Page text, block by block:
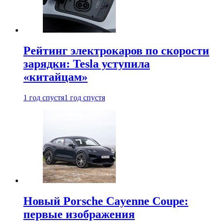
Рейтинг электрокаров по скорости
зарядки: Tesla уступила
«китайцам»
1 год спустя1 год спустя
Новый Porsche Cayenne Coupe:
первые изображения